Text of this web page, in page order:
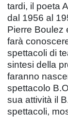
tardi, il poeta
dal 1956 al
Pierre Boulez
farà
spettacoli di
sintesi della
faranno
spettacolo
sua attività il
spettacoli,